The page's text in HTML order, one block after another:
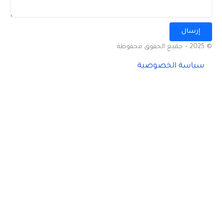
إرسال
© 2025 – جميع الحقوق محفوظة
سياسة الخصوصية